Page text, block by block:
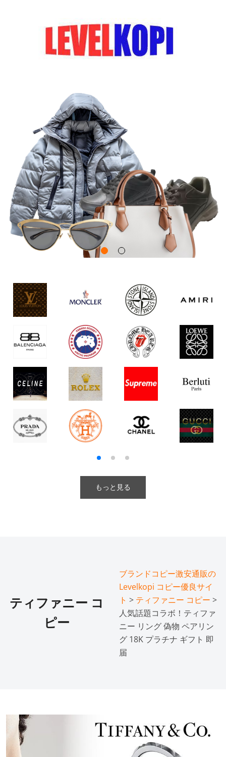
もっと見る
ティファニー コ
ピー
ブランドコピー激安通販の
Levelkopi コピー優良サイ
ト > ティファニー コピー >
人気話題コラボ！ティファ
ニー リング 偽物 ペアリン
グ 18K プラチナ ギフト 即
届